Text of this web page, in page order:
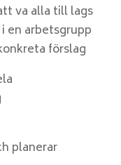
va alla till lags
en arbetsgrupp
förslag
planerar